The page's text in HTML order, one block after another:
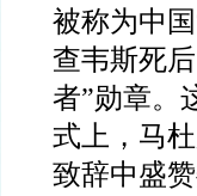
被称为中国
查韦斯死
者”勋章。
式上，马
致辞中盛